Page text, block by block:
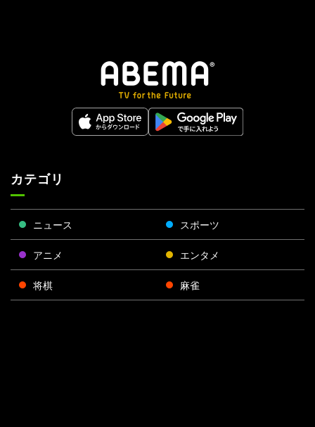
カテゴリ
ニュース スポーツ
アニメ エンタメ
将棋 麻雀